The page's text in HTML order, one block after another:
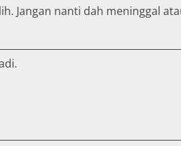
Jangan nanti dah meninggal